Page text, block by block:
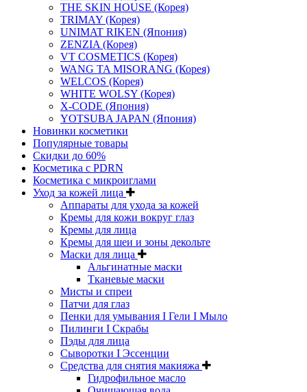
THE SKIN HOUSE (Корея)
TRIMAY (Корея)
UNIMAT RIKEN (Япония)
ZENZIA (Корея)
VT COSMETICS (Корея)
WANG TA MISORANG (Корея)
WELCOS (Корея)
WHITE WOLSY (Корея)
X-CODE (Япония)
YOTSUBA JAPAN (Япония)
Новинки косметики
Популярные товары
Скидки до 60%
Косметика с PDRN
Косметика с микроиглами
Уход за кожей лица
Аппараты для ухода за кожей
Кремы для кожи вокруг глаз
Кремы для лица
Кремы для шеи и зоны декольте
Маски для лица
Альгинатные маски
Тканевые маски
Мисты и спреи
Патчи для глаз
Пенки для умывания I Гели I Мыло
Пилинги I Cкрабы
Пэды для лица
Сыворотки I Эссенции
Средства для снятия макияжа
Гидрофильное масло